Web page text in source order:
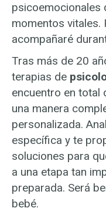
psicoemocionales
momentos vitales.
acompañaré
Tras más de 20
terapias de
encuentro en total
una manera
personalizada.
específica y te
soluciones para
a una etapa tan
preparada. Será
bebé.